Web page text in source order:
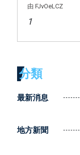
由 FJvOeLCZ
1
分類
最新消息
地方新聞